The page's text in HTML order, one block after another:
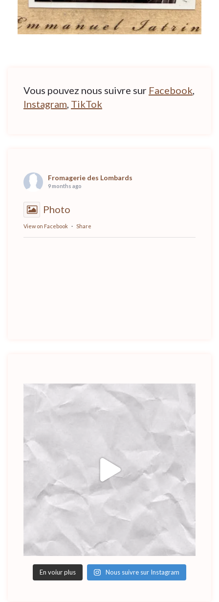
Vous pouvez nous suivre sur Facebook,
Instagram, TikTok
Fromagerie des Lombards
9 months ago
Photo
View on Facebook · Share
En voiur plus Nous suivre sur Instagram